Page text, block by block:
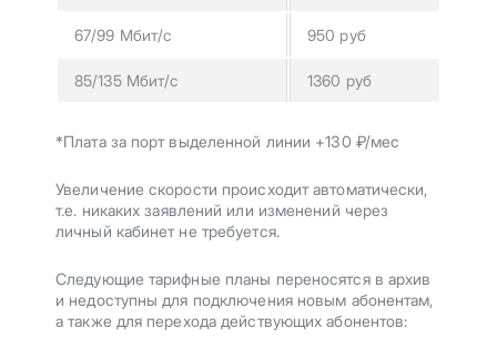
67/99 Мбит/с 950 руб
85/135 Мбит/с 1360 руб
*Плата за порт выделенной линии +130 ₽/мес
Увеличение скорости происходит автоматически,
т.е. никаких заявлений или изменений через
личный кабинет не требуется.
Следующие тарифные планы переносятся в архив
и недоступны для подключения новым абонентам,
а также для перехода действующих абонентов: